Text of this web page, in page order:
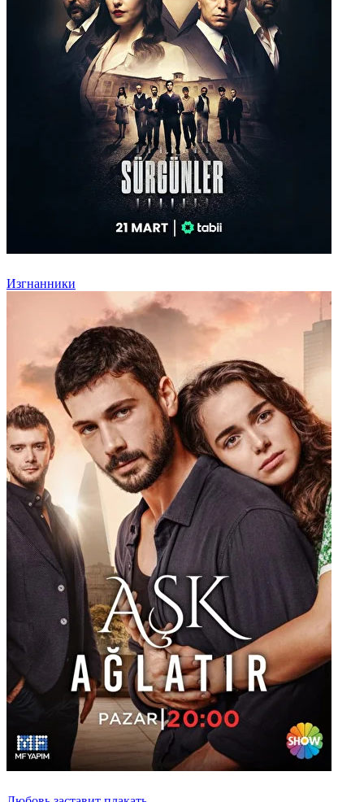
Изгнанники